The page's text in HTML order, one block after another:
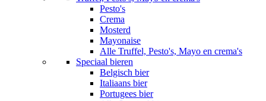
Pesto's
Crema
Mosterd
Mayonaise
Alle Truffel, Pesto's, Mayo en crema's
Speciaal bieren
Belgisch bier
Italiaans bier
Portugees bier